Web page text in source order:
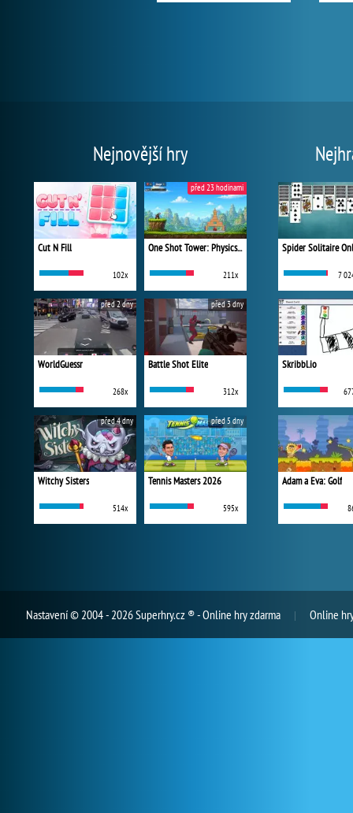
Nejnovější hry
Cut N Fill
102x
One Shot Tower: Physics Destroyer
211x
před 23 hodinami
WorldGuessr
268x
před 2 dny
Battle Shot Elite
312x
před 3 dny
Witchy Sisters
514x
před 4 dny
Tennis Masters 2026
595x
před 5 dny
Spider Solitaire
7
Skribbl.io
Adam a Eva: Golf
Nastavení© 2004 - 2026 Superhry.cz ® - Online hry zdarma Online